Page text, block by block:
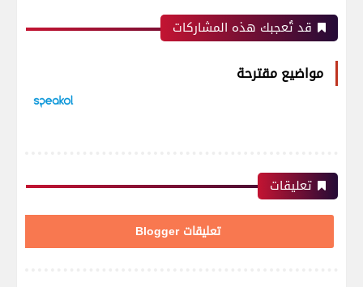
قد تُعجبك هذه المشاركات
مواضيع مقترحة
تعليقات
تعليقات Blogger